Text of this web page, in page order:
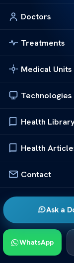
Doctors
Treatments
Medical Units
Technologies
Health
Health
Contact
Ask a
WhatsApp
Opciones
Vivir con